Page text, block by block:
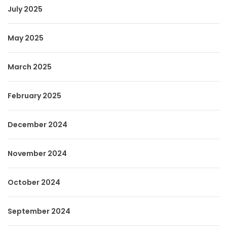
July 2025
May 2025
March 2025
February 2025
December 2024
November 2024
October 2024
September 2024